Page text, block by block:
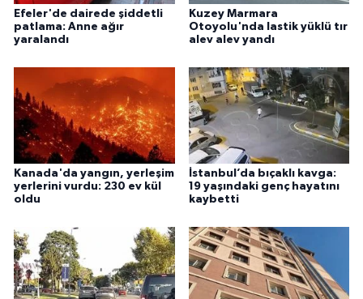
Efeler'de dairede şiddetli
patlama: Anne ağır
yaralandı
Kuzey Marmara
Otoyolu'nda lastik yüklü tır
alev alev yandı
Kanada'da yangın, yerleşim
yerlerini vurdu: 230 ev kül
oldu
İstanbul’da bıçaklı kavga:
19 yaşındaki genç hayatını
kaybetti